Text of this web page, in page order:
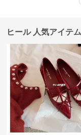
ヒール 人気アイテム